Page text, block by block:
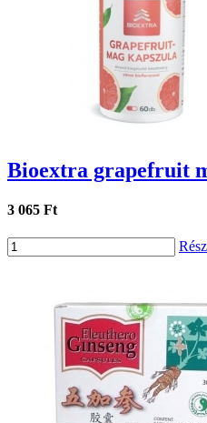
Bioextra grapefruit
3 065 Ft